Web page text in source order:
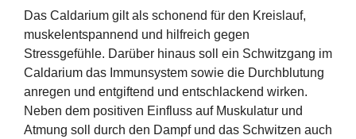
Das Caldarium gilt als schonend für den Kreislauf,
muskelentspannend und hilfreich gegen
Stressgefühle. Darüber hinaus soll ein Schwitzgang im
Caldarium das Immunsystem sowie die Durchblutung
anregen und entgiftend und entschlackend wirken.
Neben dem positiven Einfluss auf Muskulatur und
Atmung soll durch den Dampf und das Schwitzen auch